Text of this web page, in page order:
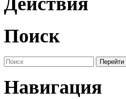
Поиск
Навигация